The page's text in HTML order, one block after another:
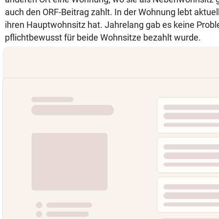
auch den ORF-Beitrag zahlt. In der Wohnung lebt
ihren Hauptwohnsitz hat. Jahrelang gab es keine
pflichtbewusst für beide Wohnsitze bezahlt wurde.